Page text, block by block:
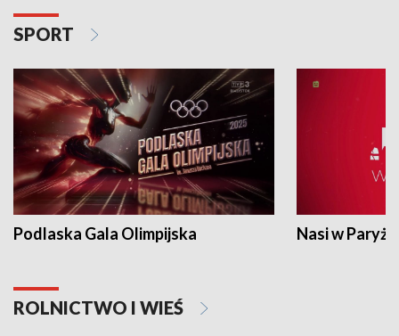
SPORT
Podlaska Gala Olimpijska Nasi w Paryżu
ROLNICTWO I WIEŚ